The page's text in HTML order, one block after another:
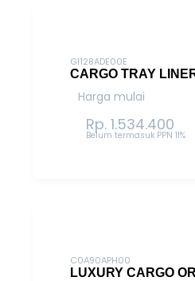
GI128ADE00E
CARGO TRAY
Harga mulai
Rp. 1.534.400
Belum termasuk PPN 11%
C0A90APH00
LUXURY CARGO